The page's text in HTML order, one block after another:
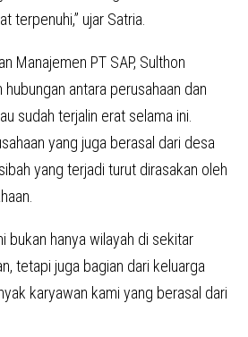
terpenuhi,” ujar Satria.
Manajemen PT SAP, Sulthon
antara perusahaan dan
sudah terjalin erat selama ini.
yang juga berasal dari desa
yang terjadi turut dirasakan oleh
bukan hanya wilayah di sekitar
tetapi juga bagian dari keluarga
karyawan kami yang berasal dari